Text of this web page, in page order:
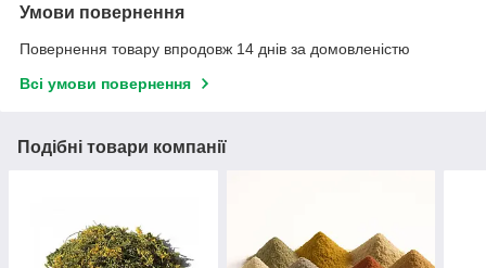
Умови повернення
Повернення товару впродовж 14 днів за домовленістю
Всі умови повернення
Подібні товари компанії